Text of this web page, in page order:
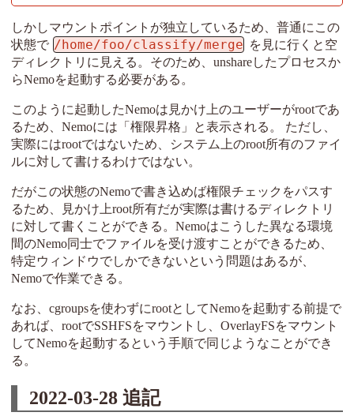
しかしマウントポイントが独立しているため、普通にこの
状態で /home/foo/classify/merge を見に行くと空
ディレクトリに見える。そのため、unshareしたプロセスか
らNemoを起動する必要がある。
このように起動したNemoは見かけ上のユーザーがrootであ
るため、Nemoには「権限昇格」と表示される。 ただし、
実際にはrootではないため、システム上のroot所有のファイ
ルに対して書けるわけではない。
だがこの状態のNemoで書き込めば権限チェックをパスす
るため、見かけ上root所有だが実際は書けるディレクトリ
に対して書くことができる。Nemoはこうした異なる環境
間のNemo同士でファイルを受け渡すことができるため、
特定ウィンドウでしかできないという問題はあるが、
Nemoで作業できる。
なお、cgroupsを使わずにrootとしてNemoを起動する前提で
あれば、rootでSSHFSをマウントし、OverlayFSをマウント
してNemoを起動するという手順で同じようなことができ
る。
2022-03-28 追記